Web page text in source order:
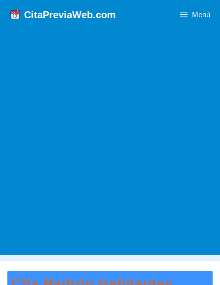
CitaPreviaWeb.com Menú